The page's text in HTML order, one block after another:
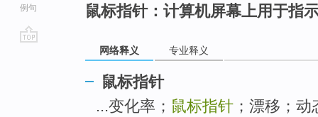
例句
鼠标指针：计算机屏幕上用于指
网络释义 专业释义
鼠标指针
...变化率； 鼠标指针 ；漂移；